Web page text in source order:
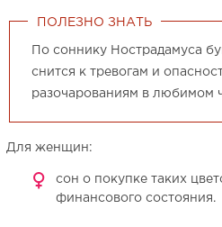
ПОЛЕЗНО ЗНАТЬ
По соннику Нострадамуса
снится к тревогам и
разочарованиям в любимом
Для женщин:
сон о покупке таких
финансового состояния.